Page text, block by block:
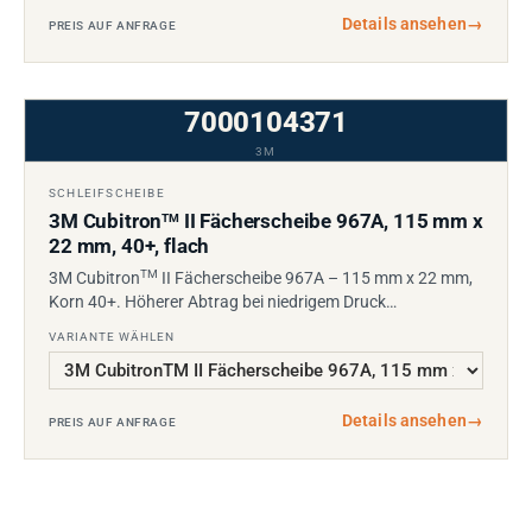
PREIS AUF ANFRAGE Details ansehen→
7000104371
3M
SCHLEIFSCHEIBE
3M CubitronTMII Fächerscheibe 967A, 115 mm x
22 mm, 40+, flach
3M CubitronTM II Fächerscheibe 967A – 115 mm x 22 mm,
Korn 40+. Höherer Abtrag bei niedrigem Druck…
VARIANTE WÄHLEN
PREIS AUF ANFRAGE Details ansehen→